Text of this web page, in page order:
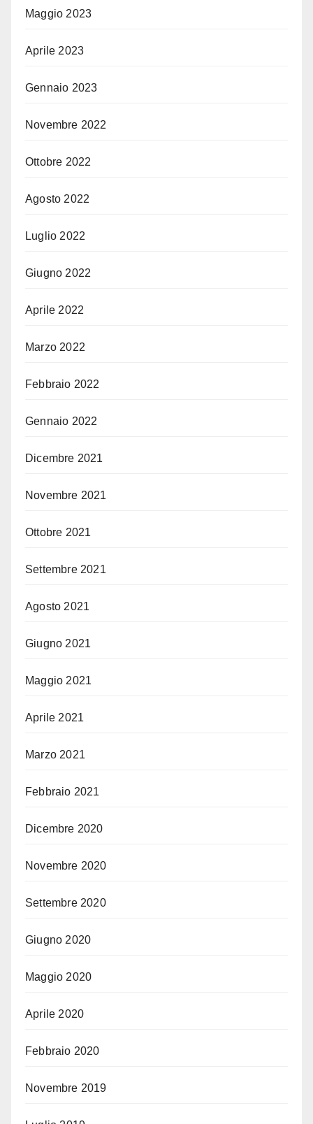
Maggio 2023
Aprile 2023
Gennaio 2023
Novembre 2022
Ottobre 2022
Agosto 2022
Luglio 2022
Giugno 2022
Aprile 2022
Marzo 2022
Febbraio 2022
Gennaio 2022
Dicembre 2021
Novembre 2021
Ottobre 2021
Settembre 2021
Agosto 2021
Giugno 2021
Maggio 2021
Aprile 2021
Marzo 2021
Febbraio 2021
Dicembre 2020
Novembre 2020
Settembre 2020
Giugno 2020
Maggio 2020
Aprile 2020
Febbraio 2020
Novembre 2019